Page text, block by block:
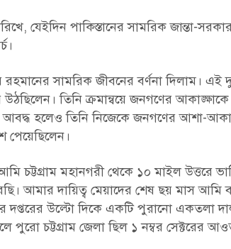
যেইদিন পাকিস্তানের সামরিক জান্তা-
সামরিক জীবনের বর্ণনা দিলাম। এই
তিনি ক্রমান্বয়ে জনগণের
আবদ্ধ হলেও তিনি নিজেকে জনগণের আশা-
পেয়েছিলেন।
চট্টগ্রাম মহানগরী থেকে ১০ মাইল উত্তরে
আমার দায়িত্ব মেয়াদের শেষ ছয় মাস আমি
দপ্তরের উল্টো দিকে একটি পুরানো একতলা
পুরো চট্টগ্রাম জেলা ছিল ১ নম্বর সেক্টরের